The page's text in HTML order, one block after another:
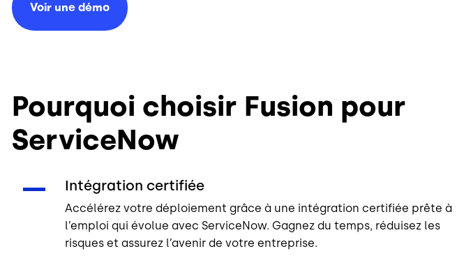
Voir une démo
Pourquoi choisir Fusion pour
ServiceNow
Intégration certifiée
Accélérez votre déploiement grâce à une intégration certifiée prête à
l’emploi qui évolue avec ServiceNow. Gagnez du temps, réduisez les
risques et assurez l’avenir de votre entreprise.